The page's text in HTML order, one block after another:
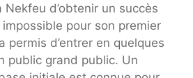
Nekfeu d’obtenir un succès
pour son premier
permis d’entrer en quelques
public grand public. Un